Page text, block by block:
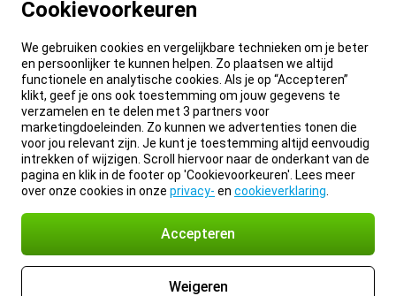
Cookievoorkeuren
We gebruiken cookies en vergelijkbare technieken om je beter
en persoonlijker te kunnen helpen. Zo plaatsen we altijd
functionele en analytische cookies. Als je op “Accepteren”
klikt, geef je ons ook toestemming om jouw gegevens te
verzamelen en te delen met 3 partners voor
marketingdoeleinden. Zo kunnen we advertenties tonen die
voor jou relevant zijn. Je kunt je toestemming altijd eenvoudig
intrekken of wijzigen. Scroll hiervoor naar de onderkant van de
pagina en klik in de footer op 'Cookievoorkeuren'. Lees meer
over onze cookies in onze privacy- en cookieverklaring
Accepteren
Weigeren